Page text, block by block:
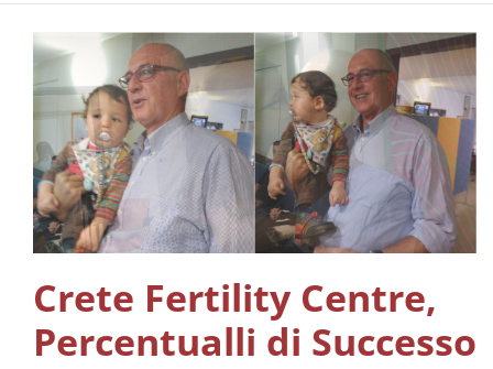
Chi siamo
Cause d’ infertilità
Trattamenti d’infertilità
Info
Crete Fertility Centre,
Percentualli di Successo